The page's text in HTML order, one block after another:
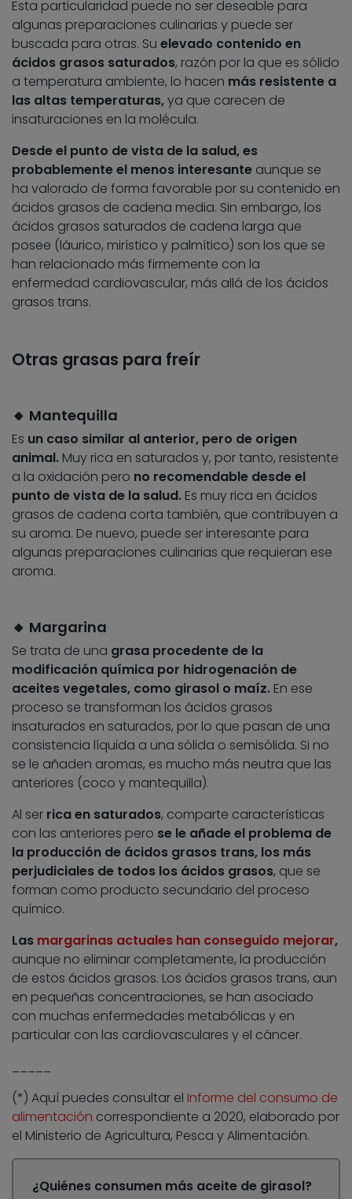
Esta particularidad puede no ser deseable para
algunas preparaciones culinarias y puede ser
buscada para otras. Su elevado contenido en
ácidos grasos saturados, razón por la que es sólido
a temperatura ambiente, lo hacen más resistente a
las altas temperaturas,ya que carecen de
insaturaciones en la molécula.
Desde el punto de vista de la salud, es
probablemente el menos interesante aunque se
ha valorado de forma favorable por su contenido en
ácidos grasos de cadena media. Sin embargo, los
ácidos grasos saturados de cadena larga que
posee (láurico, mirístico y palmítico) son los que se
han relacionado más firmemente con la
enfermedad cardiovascular, más allá de los ácidos
grasos trans.
Otras grasas para freír
🔸 Mantequilla
Es un caso similar al anterior, pero de origen
animal. Muy rica en saturados y, por tanto, resistente
a la oxidación pero no recomendable desde el
punto de vista de la salud. Es muy rica en ácidos
grasos de cadena corta también, que contribuyen a
su aroma. De nuevo, puede ser interesante para
algunas preparaciones culinarias que requieran ese
aroma.
🔸 Margarina
Se trata de una grasa procedente de la
modificación química por hidrogenación de
aceites vegetales, como girasol o maíz. En ese
proceso se transforman los ácidos grasos
insaturados en saturados, por lo que pasan de una
consistencia líquida a una sólida o semisólida. Si no
se le añaden aromas, es mucho más neutra que las
anteriores (coco y mantequilla).
Al ser rica en saturados, comparte características
con las anteriores pero se le añade el problema de
la producción de ácidos grasos trans, los más
perjudiciales de todos los ácidos grasos, que se
forman como producto secundario del proceso
químico.
Las margarinas actuales han conseguido mejorar,
aunque no eliminar completamente, la producción
de estos ácidos grasos. Los ácidos grasos trans, aun
en pequeñas concentraciones, se han asociado
con muchas enfermedades metabólicas y en
particular con las cardiovasculares y el cáncer.
(*) Aquí puedes consultar el Informe del consumo de
alimentación correspondiente a 2020, elaborado por
el Ministerio de Agricultura, Pesca y Alimentación.
¿Quiénes consumen más aceite de girasol?